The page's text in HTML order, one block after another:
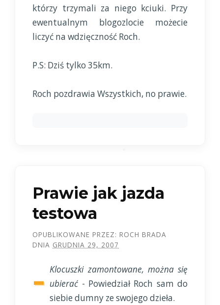
którzy trzymali za niego kciuki. Przy
ewentualnym blogozlocie możecie
liczyć na wdzięczność Roch.
P.S: Dziś tylko 35km.
Roch pozdrawia Wszystkich, no prawie.
Prawie jak jazda
testowa
OPUBLIKOWANE PRZEZ: ROCH BRADA
DNIA GRUDNIA 29, 2007
- Klocuszki zamontowane, można się
ubierać - Powiedział Roch sam do
siebie dumny ze swojego dzieła.